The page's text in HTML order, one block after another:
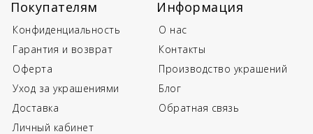
Покупателям
Конфиденциальность
Гарантия и возврат
Оферта
Уход за украшениями
Доставка
Личный кабинет
Информация
О нас
Контакты
Производство украшений
Блог
Обратная связь